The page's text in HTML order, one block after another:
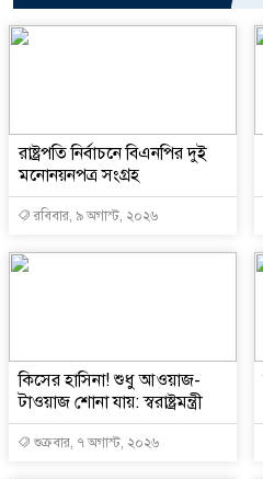
রাষ্ট্রপতি নির্বাচনে বিএনপির দুই
মনোনয়নপত্র সংগ্রহ
রবিবার, ৯ অগাস্ট, ২০২৬
কিসের হাসিনা! শুধু আওয়াজ-
টাওয়াজ শোনা যায়: স্বরাষ্ট্রমন্ত্রী
শুক্রবার, ৭ অগাস্ট, ২০২৬